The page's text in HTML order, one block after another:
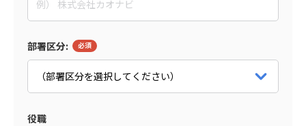
部署区分:
役職